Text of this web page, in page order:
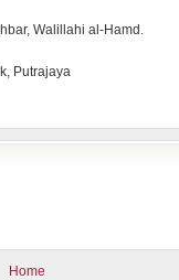
Walillahi al-Hamd.
Putrajaya
Home